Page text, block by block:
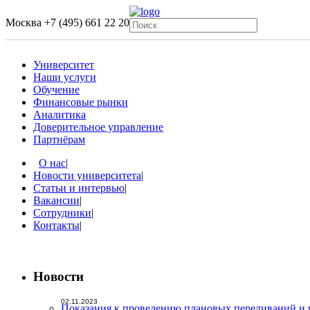
Москва +7 (495) 661 22 20
Университет
Наши услуги
Обучение
Финансовые рынки
Аналитика
Доверительное управление
Партнёрам
О нас|
Новости университета|
Статьи и интервью|
Вакансии|
Сотрудники|
Контакты|
Новости
02.11.2023